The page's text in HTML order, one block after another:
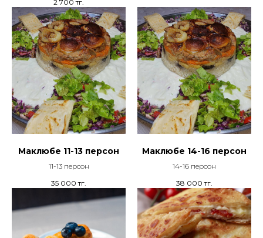
2 700 тг.
Маклюбе 11-13 персон
11-13 персон
35 000 тг.
Маклюбе 14-16 персон
14-16 персон
38 000 тг.